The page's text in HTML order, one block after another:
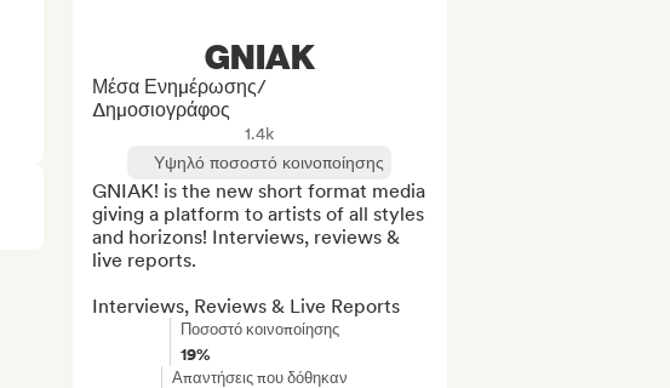
GNIAK
Μέσα Ενημέρωσης/
Δημοσιογράφος
1.4k
Υψηλό ποσοστό κοινοποίησης
GNIAK! is the new short format media
giving a platform to artists of all styles
and horizons! Interviews, reviews &
live reports.
Interviews, Reviews & Live Reports
Ποσοστό κοινοποίησης
19%
Απαντήσεις που δόθηκαν